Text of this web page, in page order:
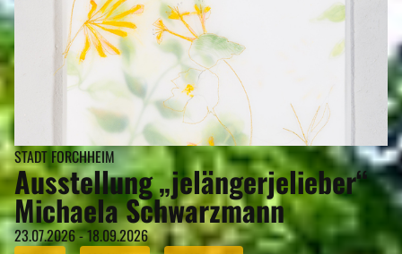
STADT FORCHHEIM
Ausstellung „jelängerjelieber“
Michaela Schwarzmann
23.07.2026 - 18.09.2026